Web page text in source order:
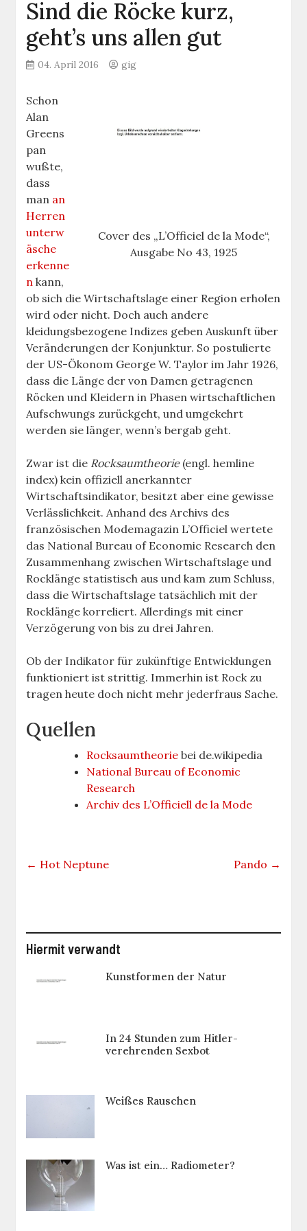
Sind die Röcke kurz,
geht’s uns allen gut
04. April 2016 gig
Cover des „L’Officiel de la Mode“,
Ausgabe No 43, 1925
Schon
Alan
Greens
pan
wußte,
dass
man an
Herren
unterw
äsche
erkenne
n kann,
ob sich die Wirtschaftslage einer Region erholen
wird oder nicht. Doch auch andere
kleidungsbezogene Indizes geben Auskunft über
Veränderungen der Konjunktur. So postulierte
der US-Ökonom George W. Taylor im Jahr 1926,
dass die Länge der von Damen getragenen
Röcken und Kleidern in Phasen wirtschaftlichen
Aufschwungs zurückgeht, und umgekehrt
werden sie länger, wenn’s bergab geht.
Zwar ist die Rocksaumtheorie(engl. hemline
index) kein offiziell anerkannter
Wirtschaftsindikator, besitzt aber eine gewisse
Verlässlichkeit. Anhand des Archivs des
französischen Modemagazin L’Officiel wertete
das National Bureau of Economic Research den
Zusammenhang zwischen Wirtschaftslage und
Rocklänge statistisch aus und kam zum Schluss,
dass die Wirtschaftslage tatsächlich mit der
Rocklänge korreliert. Allerdings mit einer
Verzögerung von bis zu drei Jahren.
Ob der Indikator für zukünftige Entwicklungen
funktioniert ist strittig. Immerhin ist Rock zu
tragen heute doch nicht mehr jederfraus Sache.
Quellen
Rocksaumtheorie bei de.wikipedia
National Bureau of Economic
Research
Archiv des L’Officiell de la Mode
← Hot Neptune Pando →
Hiermit verwandt
Kunstformen der Natur
In 24 Stunden zum Hitler-
verehrenden Sexbot
Weißes Rauschen
Was ist ein… Radiometer?